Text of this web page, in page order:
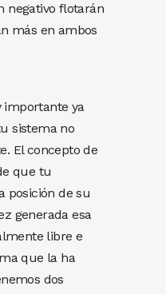
negativo flotarán
más en ambos
importante ya
sistema no
El concepto de
que tu
posición de su
generada esa
libre e
que la ha
dos